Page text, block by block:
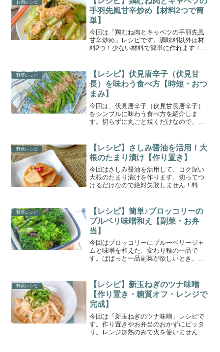
試してみてくださいね。
お肉レシピ
手羽先風甘辛炒め【材料2つで簡
単】
今回は「鶏むね肉とキャベツの手羽先風
甘辛炒め」レシピです。調味料以外は材
料2つ！少ない材料で簡単に作れます！鶏
なのでヘルシーです。作り置きもできま
す。
野菜レシピ
【レシピ】伏見唐辛子（伏見甘
長）を味わう食べ方【時短・おつ
まみ】
今回は、伏見唐辛子（伏見甘長唐辛子）
をシンプルに味わう食べ方を紹介しま
す。切らずに丸ごと焼くだけなので、超
とほろ苦さが絶妙で、ビールや日本酒の
おつまみにもピッタリです。
野菜レシピ
【レシピ】さしみ醤油を活用！大
根のたまり漬け【作り置き】
今回はさしみ醤油を活用して、コク深い
大根のたまり漬けを作ります。切ってつ
けるだけなので絶対失敗しません！料理
ご飯のお供にも重宝します。半端な大
根・さしみ醤油の消費に。
野菜レシピ
【レシピ】簡単♪ブロッコリーの
ブルベリ味噌和え【副菜・お弁
当】
今回はブロッコリーにブルーベリージャ
ムと味噌を和えた、変わり種の一品で
す。ぱぱっと一品副菜が欲しいとき、お
い！ブルーベリージャムを消費したい！
時にぜひお試しください。
野菜レシピ
【レシピ】新玉ねぎのツナ味噌
【作り置き・糖質オフ・レンジで
完成】
今回は「新玉ねぎのツナ味噌」レシピで
す。作り置きやお弁当のおかずにピッタ
リ。レンジ加熱のみで火を使いません。